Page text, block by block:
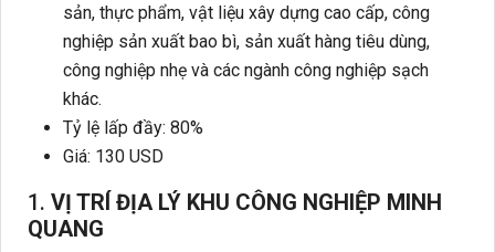
sản, thực phẩm, vật liệu xây dựng cao cấp, công
nghiệp sản xuất bao bì, sản xuất hàng tiêu dùng,
công nghiệp nhẹ và các ngành công nghiệp sạch
khác.
Tỷ lệ lấp đầy: 80%
Giá: 130 USD
1. VỊ TRÍ ĐỊA LÝ KHU CÔNG NGHIỆP MINH
QUANG